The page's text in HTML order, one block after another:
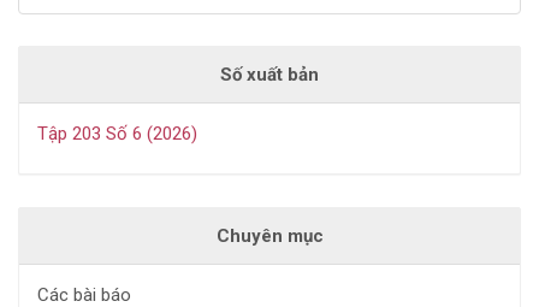
Số xuất bản
Tập 203 Số 6 (2026)
Chuyên mục
Các bài báo